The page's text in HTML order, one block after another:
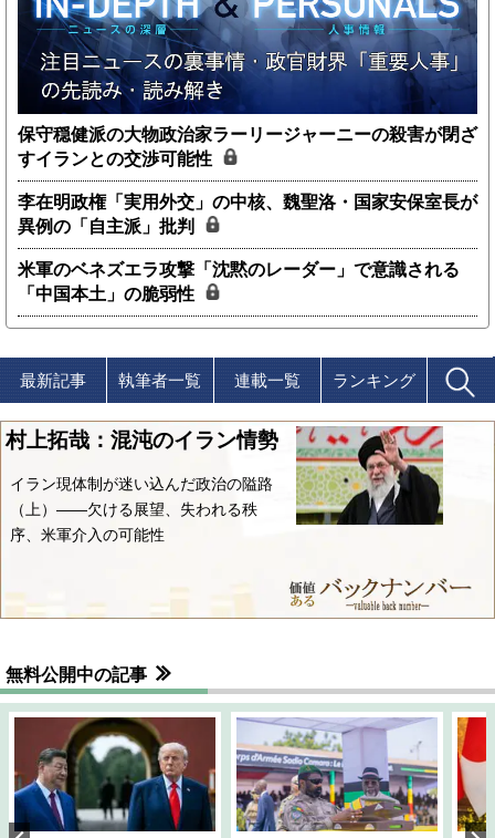
保守穏健派の大物政治家ラーリージャーニーの殺害が閉ざ
すイランとの交渉可能性
李在明政権「実用外交」の中核、魏聖洛・国家安保室長が
異例の「自主派」批判
米軍のベネズエラ攻撃「沈黙のレーダー」で意識される
「中国本土」の脆弱性
最新記事 執筆者一覧 連載一覧 ランキング
村上拓哉：混沌のイラン情勢
イラン現体制が迷い込んだ政治の隘路
（上）――欠ける展望、失われる秩
序、米軍介入の可能性
無料公開中の記事